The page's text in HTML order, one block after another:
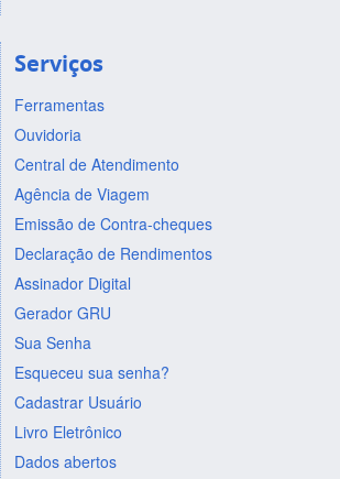
Serviços
Ferramentas
Ouvidoria
Central de Atendimento
Agência de Viagem
Emissão de Contra-cheques
Declaração de Rendimentos
Assinador Digital
Gerador GRU
Sua Senha
Esqueceu sua senha?
Cadastrar Usuário
Livro Eletrônico
Dados abertos